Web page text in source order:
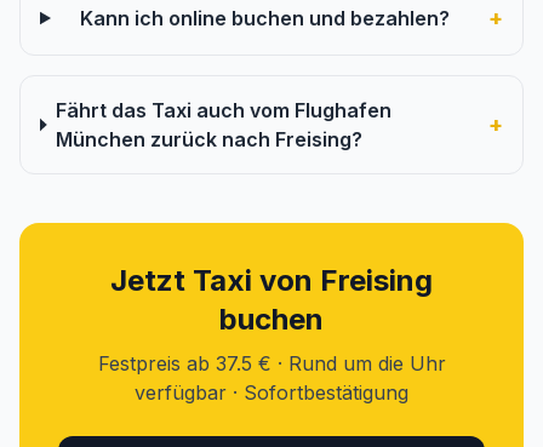
Kann ich online buchen und bezahlen? +
Fährt das Taxi auch vom Flughafen
München zurück nach Freising?
+
Jetzt Taxi von Freising
buchen
Festpreis ab 37.5 € · Rund um die Uhr
verfügbar · Sofortbestätigung